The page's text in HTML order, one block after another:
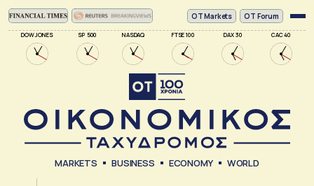
DOW JONES SP 500 NASDAQ FTSE 100 DAX 30 CAC 40
ΟΤ Markets OT Forum
MARKETS BUSINESS ECONOMY WORLD